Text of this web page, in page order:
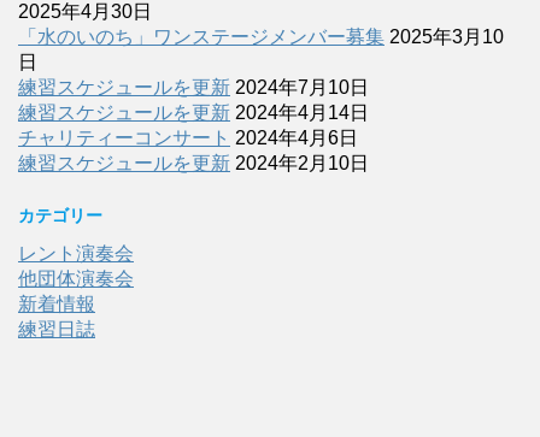
2025年4月30日
「水のいのち」ワンステージメンバー募集 2025年3月10
日
練習スケジュールを更新 2024年7月10日
練習スケジュールを更新 2024年4月14日
チャリティーコンサート 2024年4月6日
練習スケジュールを更新 2024年2月10日
カテゴリー
レント演奏会
他団体演奏会
新着情報
練習日誌